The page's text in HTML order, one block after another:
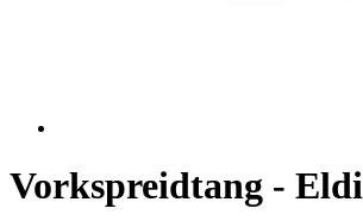
Vorkspreidtang - Eldi